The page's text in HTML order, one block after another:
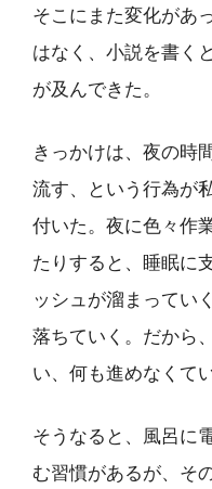
そこにまた変化があ
はなく、小説を書く
が及んできた。
きっかけは、夜の時
流す、という行為が
付いた。夜に色々作
たりすると、睡眠に
ッシュが溜まってい
落ちていく。だから
い、何も進めなくて
そうなると、風呂に
む習慣があるが、そ